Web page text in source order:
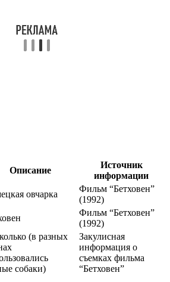
Описание
Источник
информации
овчарка
Фильм “Бетховен”
(1992)
Фильм “Бетховен”
(1992)
(в разных
собаки)
Закулисная
информация о
съемках фильма
“Бетховен”